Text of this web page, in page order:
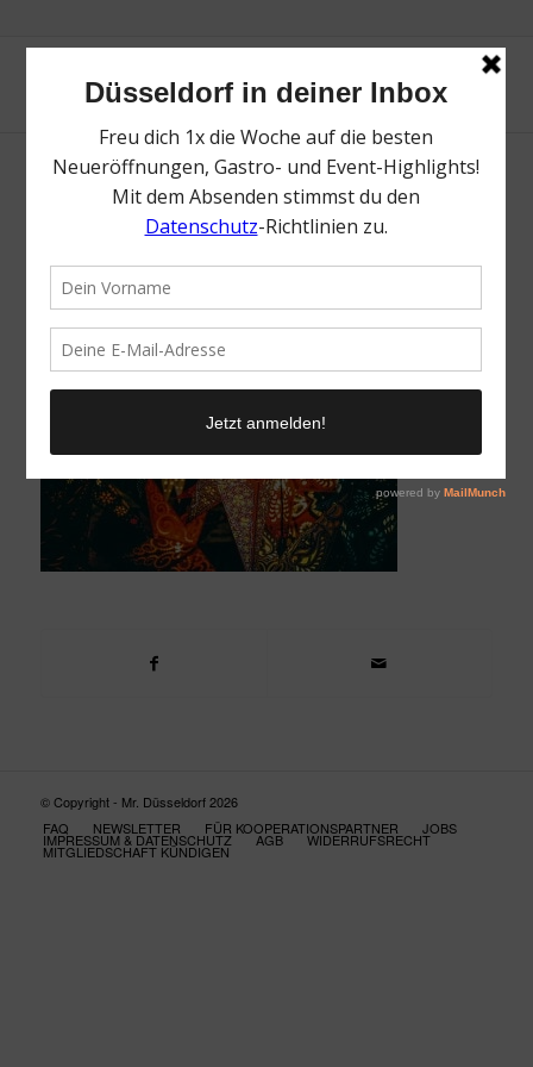
Nordstraße | Top Weihnachtsmärkte in
© Copyright - Mr. Düsseldorf 2026
FAQ
NEWSLETTER FÜR KOOPERATIONSPARTNER JOBS
IMPRESSUM & DATENSCHUTZ AGB WIDERRUFSRECHT
MITGLIEDSCHAFT KÜNDIGEN